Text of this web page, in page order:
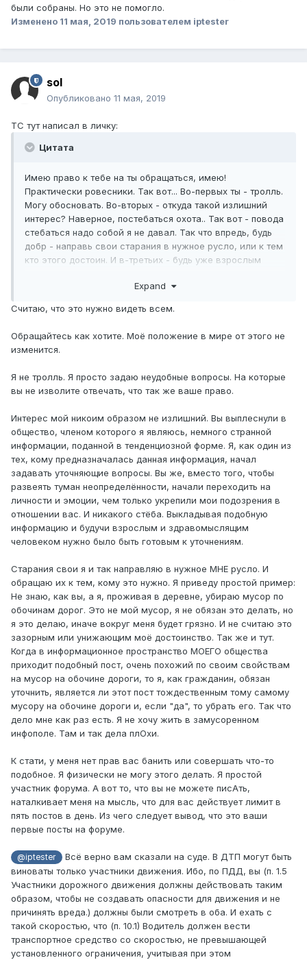
были собраны. Но это не помогло.
Изменено 11 мая, 2019 пользователем iptester
sol
Опубликовано 11 мая, 2019
ТС тут написал в личку:
Цитата
Имею право к тебе на ты обращаться, имею!
Практически ровесники. Так вот... Во-первых ты - тролль.
Могу обосновать. Во-вторых - откуда такой излишний
интерес? Наверное, постебаться охота.. Так вот - повода
стебаться надо собой я не давал. Так что впредь, будь
добр - направь свои старания в нужное русло, или к тем
кто этого достоин. И в-третьих - будь уже взрослым
некрасиво. Тебе не должно быть дела.
внимательно 132, ч. 3 п. в., а сроки... Не вникай, кароч.
делу - решали люди. Порешали - я остался в массе.
Поинтересуйся у своих знакомых сидельцев, они тебе
За сим - откланиваюсь. Очень надеюсь, что по этой теме
оборудования у меня есть. А писАть я уже не могу.
За что - отдельное спасибо.
Expand
Считаю, что это нужно видеть всем.
Обращайтесь как хотите. Моё положение в мире от этого не
изменится.
Я не тролль. Я просто задаю неудобные вопросы. На которые
вы не изволите отвечать, что так же ваше право.
Интерес мой никоим образом не излишний. Вы выплеснули в
общество, членом которого я являюсь, немного странной
информации, поданной в тенденциозной форме. Я, как один из
тех, кому предназначалась данная информация, начал
задавать уточняющие вопросы. Вы же, вместо того, чтобы
развеять туман неопределённости, начали переходить на
личности и эмоции, чем только укрепили мои подозрения в
отношении вас. И никакого стёба. Выкладывая подобную
информацию и будучи взрослым и здравомыслящим
человеком нужно было быть готовым к уточнениям.
Старания свои я и так направляю в нужное МНЕ русло. И
обращаю их к тем, кому это нужно. Я приведу простой пример:
Не знаю, как вы, а я, проживая в деревне, убираю мусор по
обочинам дорог. Это не мой мусор, я не обязан это делать, но
я это делаю, иначе вокруг меня будет грязно. И не считаю это
зазорным или унижающим моё достоинство. Так же и тут.
Когда в информационное пространство МОЕГО общества
приходит подобный пост, очень похожий по своим свойствам
на мусор на обочине дороги, то я, как гражданин, обязан
уточнить, является ли этот пост тождественным тому самому
мусору на обочине дороги и, если "да", то убрать его. Так что
дело мне как раз есть. Я не хочу жить в замусоренном
инфополе. Там и так дела плОхи.
К стати, у меня нет прав вас банить или совершать что-то
подобное. Я физически не могу этого делать. Я простой
участник форума. А вот то, что вы не можете писАть,
наталкивает меня на мысль, что для вас действует лимит в
пять постов в день. Из чего следует вывод, что это ваши
первые посты на форуме.
@iptester
Всё верно вам сказали на суде. В ДТП могут быть
виноваты только участники движения. Ибо, по ПДД, вы (п. 1.5
Участники дорожного движения должны действовать таким
образом, чтобы не создавать опасности для движения и не
причинять вреда.) должны были смотреть в оба. И ехать с
такой скоростью, что (п. 10.1) Водитель должен вести
транспортное средство со скоростью, не превышающей
установленного ограничения, учитывая при этом